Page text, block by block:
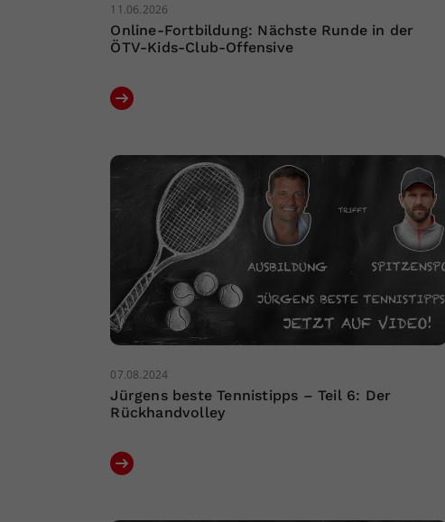
11.06.2026
Online-Fortbildung: Nächste Runde in der
ÖTV-Kids-Club-Offensive
07.08.2024
Jürgens beste Tennistipps – Teil 6: Der
Rückhandvolley